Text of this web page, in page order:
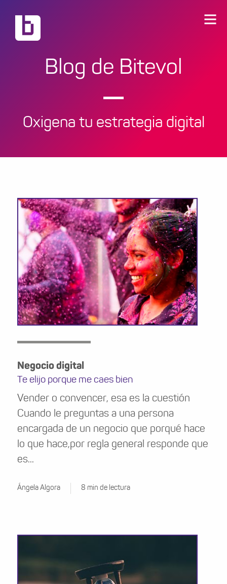
Blog de Bitevol
Oxigena tu estrategia digital
Negocio digital
Te elijo porque me caes bien
Vender o convencer, esa es la cuestión
Cuando le preguntas a una persona
encargada de un negocio que porqué hace
lo que hace,por regla general responde que
es...
Ángela Algora 8 min de lectura